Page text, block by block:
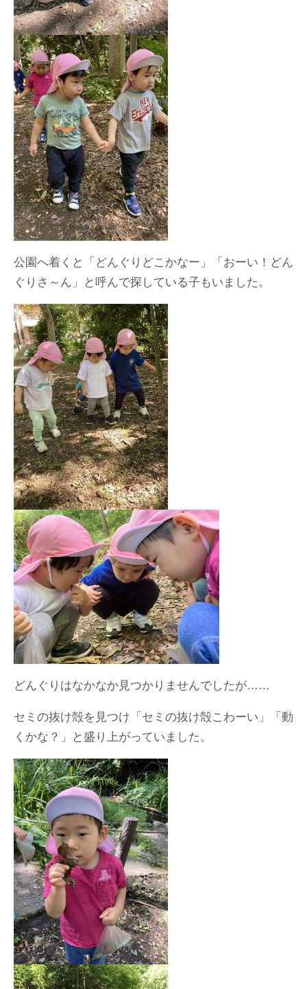
公園へ着くと「どんぐりどこかなー」「おーい！どん
ぐりさ～ん」と呼んで探している子もいました。
どんぐりはなかなか見つかりませんでしたが……
セミの抜け殻を見つけ「セミの抜け殻こわーい」「動
くかな？」と盛り上がっていました。